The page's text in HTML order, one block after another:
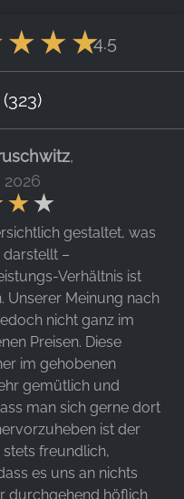
4.5
(323)
,
2026
gestaltet, was
–
Verhältnis ist
Unserer Meinung nach
nicht ganz im
Preisen. Diese
im gehobenen
gemütlich und
man sich gerne dort
ist der
freundlich,
es uns an nichts
durchgehend höflich